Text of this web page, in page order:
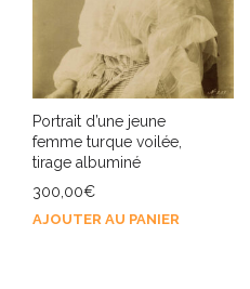
Portrait d’une jeune
femme turque voilée,
tirage albuminé
300,00€
AJOUTER AU PANIER